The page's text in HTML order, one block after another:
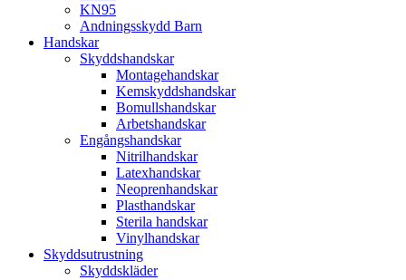
KN95
Andningsskydd Barn
Handskar
Skyddshandskar
Montagehandskar
Kemskyddshandskar
Bomullshandskar
Arbetshandskar
Engångshandskar
Nitrilhandskar
Latexhandskar
Neoprenhandskar
Plasthandskar
Sterila handskar
Vinylhandskar
Skyddsutrustning
Skyddskläder